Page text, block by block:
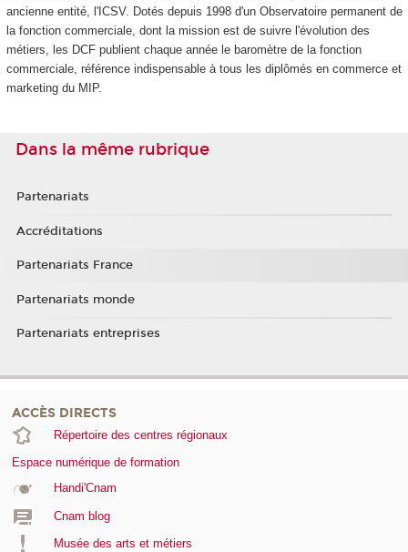
ancienne entité, l'ICSV. Dotés depuis 1998 d'un Observatoire permanent de
la fonction commerciale, dont la mission est de suivre l'évolution des
métiers, les DCF publient chaque année le baromètre de la fonction
commerciale, référence indispensable à tous les diplômés en commerce et
marketing du MIP.
Dans la même rubrique
Partenariats
Accréditations
Partenariats France
Partenariats monde
Partenariats entreprises
ACCÈS DIRECTS
Répertoire des centres régionaux
Espace numérique de formation
Handi'Cnam
Cnam blog
Musée des arts et métiers